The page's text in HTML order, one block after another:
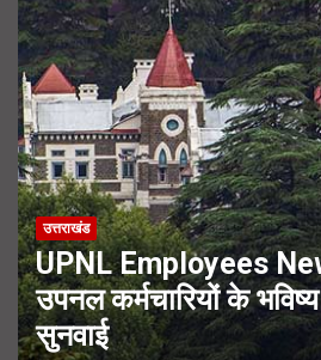
उत्तराखंड
UPNL Employees
उपनल कर्मचारियों के भविष्य
सुनवाई